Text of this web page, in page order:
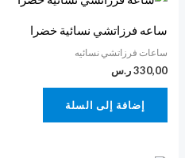
ساعه فرزاتشي نسائية خضرا
ساعات فرزاتشي نسائيه
330,00 ر.س
إضافة إلى السلة